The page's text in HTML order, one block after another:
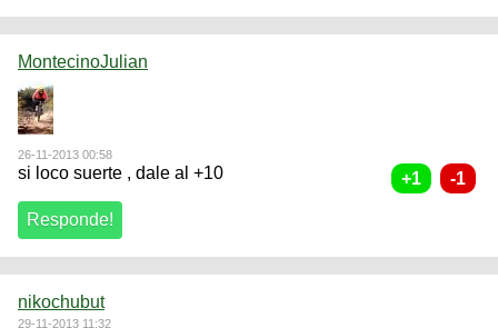
MontecinoJulian
26-11-2013 00:58
si loco suerte , dale al +10
nikochubut
29-11-2013 11:32